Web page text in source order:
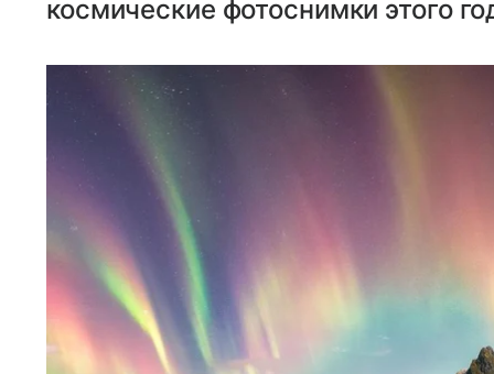
космические фотоснимки этого